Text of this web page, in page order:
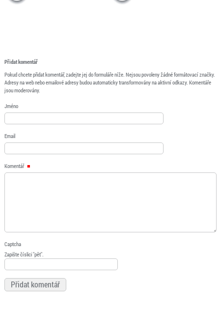
Přidat komentář
Pokud chcete přidat komentář, zadejte jej do formuláře níže. Nejsou povoleny žádné formátovací značky.
Adresy na web nebo emailové adresy budou automaticky transformovány na aktivní odkazy. Komentáře
jsou moderovány.
Jméno
Email
Komentář
Captcha
Zapište číslici "pět".